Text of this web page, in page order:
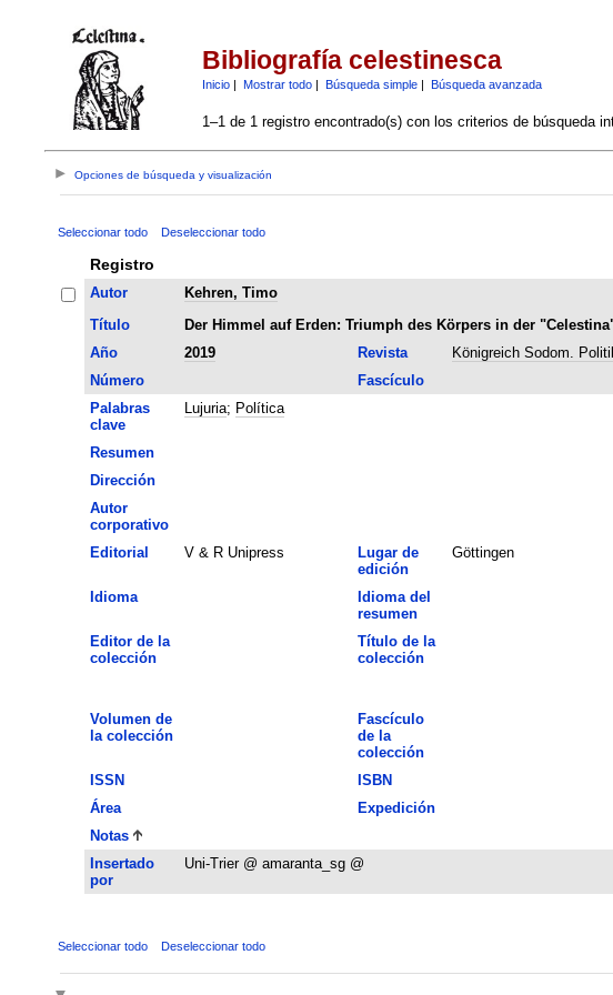
Bibliografía celestinesca
Inicio| Mostrar todo| Búsqueda simple| Búsqueda avanzada
1–1 de 1 registro encontrado(s) con los criterios de búsqueda
Opciones de búsqueda y visualización
Seleccionar todo Deseleccionar todo
Registro
Autor
Kehren, Timo
Título
Der Himmel auf Erden: Triumph des Körpers in der
Año
2019 Revista Königreich Sodom.
Número
Fascículo
Palabras
clave
Lujuria; Política
Resumen
Dirección
Autor
corporativo
Editorial V & R Unipress
Lugar de
edición
Göttingen
Idioma
Idioma del
resumen
Editor de la
colección
Título de la
colección
Volumen de
la colección
Fascículo
de la
colección
ISSN ISBN
Área
Expedición
Notas
Insertado
por
Uni-Trier @ amaranta_sg @
Seleccionar todo Deseleccionar todo